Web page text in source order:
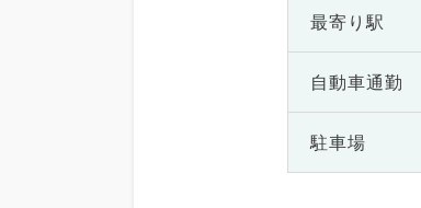
最寄り駅
自動車通勤
駐車場